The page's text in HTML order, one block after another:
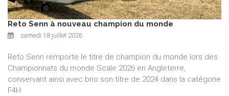
Reto Senn à nouveau champion du monde
samedi 18 juillet 2026
Reto Senn remporte le titre de champion du monde lors des
Championnats du monde Scale 2026 en Angleterre,
conservant ainsi avec brio son titre de 2024 dans la catégorie
F4H